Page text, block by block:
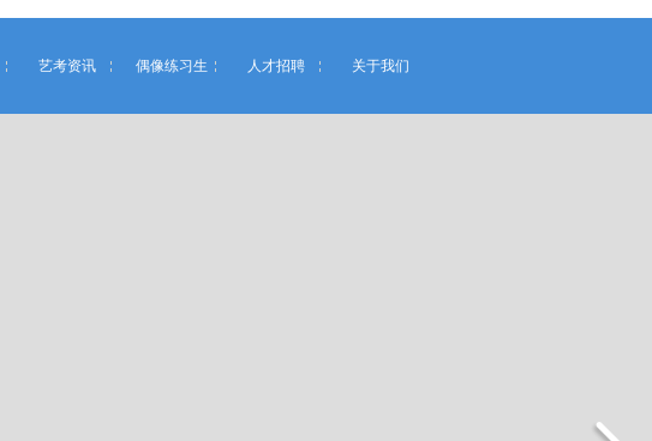
艺考资讯 偶像练习生 人才招聘 关于我们